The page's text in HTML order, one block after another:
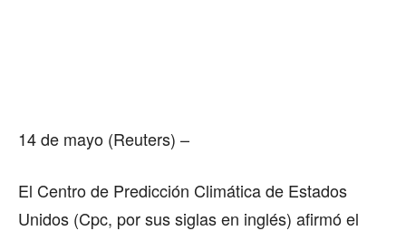
14 de mayo (Reuters) –
El Centro de Predicción Climática de Estados
Unidos (Cpc, por sus siglas en inglés) afirmó el